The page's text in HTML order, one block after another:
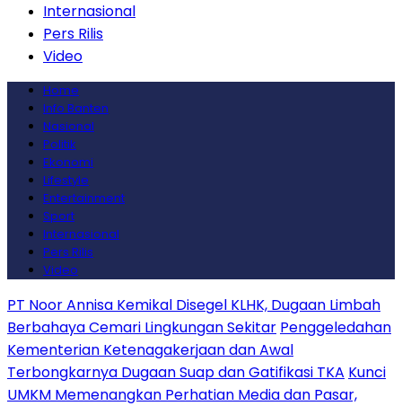
Internasional
Pers Rilis
Video
Home
Info Banten
Nasional
Politik
Ekonomi
Lifestyle
Entertainment
Sport
Internasional
Pers Rilis
Video
PT Noor Annisa Kemikal Disegel KLHK, Dugaan Limbah
Berbahaya Cemari Lingkungan Sekitar Penggeledahan
Kementerian Ketenagakerjaan dan Awal
Terbongkarnya Dugaan Suap dan Gatifikasi TKA Kunci
UMKM Memenangkan Perhatian Media dan Pasar,